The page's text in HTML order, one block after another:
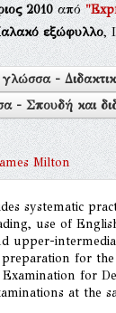
2010από
εξώφυλλο,
-
- Σπουδή και
Milton
systematic
use of
upper-
for the
for
at the